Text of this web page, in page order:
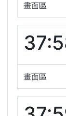
畫面區
畫面區